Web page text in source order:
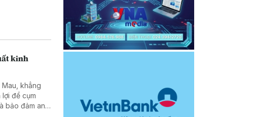
kinh
Mau, khẳng
để cụm
bảo đảm an